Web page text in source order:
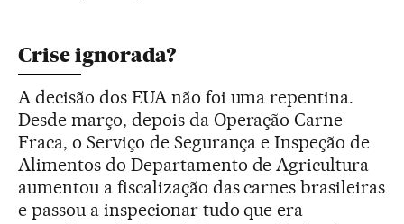
Crise ignorada?
A decisão dos EUA não foi uma repentina.
Desde março, depois da Operação Carne
Fraca, o Serviço de Segurança e Inspeção de
Alimentos do Departamento de Agricultura
aumentou a fiscalização das carnes brasileiras
e passou a inspecionar tudo que era